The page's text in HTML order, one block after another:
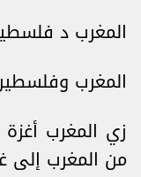
المغرب د
المغرب
زي المغرب أغزة
من المغرب إلى